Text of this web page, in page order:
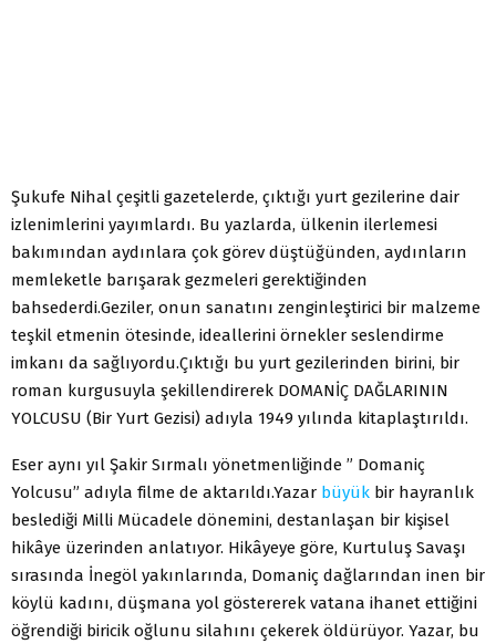
Şukufe Nihal çeşitli gazetelerde, çıktığı yurt gezilerine dair
izlenimlerini yayımlardı. Bu yazlarda, ülkenin ilerlemesi
bakımından aydınlara çok görev düştüğünden, aydınların
memleketle barışarak gezmeleri gerektiğinden
bahsederdi.Geziler, onun sanatını zenginleştirici bir malzeme
teşkil etmenin ötesinde, ideallerini örnekler seslendirme
imkanı da sağlıyordu.Çıktığı bu yurt gezilerinden birini, bir
roman kurgusuyla şekillendirerek DOMANİÇ DAĞLARININ
YOLCUSU (Bir Yurt Gezisi) adıyla 1949 yılında kitaplaştırıldı.
Eser aynı yıl Şakir Sırmalı yönetmenliğinde ” Domaniç
Yolcusu” adıyla filme de aktarıldı.Yazar büyük bir hayranlık
beslediği Milli Mücadele dönemini, destanlaşan bir kişisel
hikâye üzerinden anlatıyor. Hikâyeye göre, Kurtuluş Savaşı
sırasında İnegöl yakınlarında, Domaniç dağlarından inen bir
köylü kadını, düşmana yol göstererek vatana ihanet ettiğini
öğrendiği biricik oğlunu silahını çekerek öldürüyor. Yazar, bu